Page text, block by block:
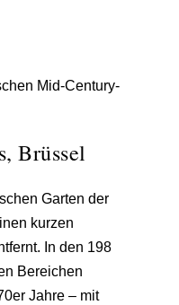
Mid-Century-
Brüssel
Garten der
kurzen
In den 198
Bereichen
Jahre– mit